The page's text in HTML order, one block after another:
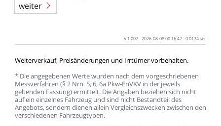
weiter
V 1.007-2026-08-0800:16:47-0.0174sec
Weiterverkauf, Preisänderungen und Irrtümervorbehalten.
* Dieangegebenen Wertewurden nach dem vorgeschriebenen
Messverfahren (§ 2 Nrn. 5, 6, 6a Pkw-EnVKV in der jeweils
geltenden Fassung)ermittelt. DieAngaben beziehen sich nicht
aufein einzelnes Fahrzeug und sind nicht Bestandteildes
Angebots, sondern dienen allein Vergleichszwecken zwischen den
verschiedenen Fahrzeugtypen.